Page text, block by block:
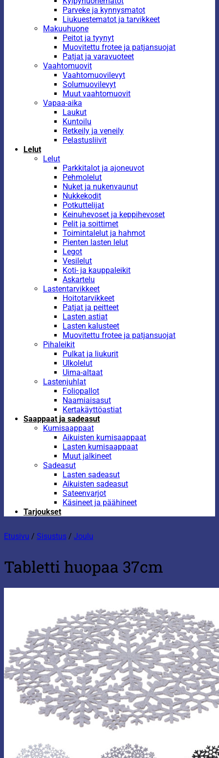
Parveke ja kynnysmatot
Liukuestematot ja tarvikkeet
Makuuhuone
Peitot ja tyynyt
Muovitettu frotee ja patjansuojat
Patjat ja varavuoteet
Vaahtomuovit
Vaahtomuovilevyt
Solumuovilevyt
Muut vaahtomuovit
Vapaa-aika
Laukut
Kuntoilu
Retkeily ja veneily
Pelastusliivit
Lelut
Lelut
Parkkitalot ja ajoneuvot
Pehmolelut
Nuket ja nukenvaunut
Nukkekodit
Potkuttelijat
Keinuhevoset ja keppihevoset
Pelit ja soittimet
Toimintalelut ja hahmot
Pienten lasten lelut
Legot
Vesilelut
Koti- ja kauppaleikit
Askartelu
Lastentarvikkeet
Hoitotarvikkeet
Patjat ja peitteet
Lasten astiat
Lasten kalusteet
Muovitettu frotee ja patjansuojat
Pihaleikit
Pulkat ja liukurit
Ulkolelut
Uima-altaat
Lastenjuhlat
Foliopallot
Naamiaisasut
Kertakäyttöastiat
Saappaat ja sadeasut
Kumisaappaat
Aikuisten kumisaappaat
Lasten kumisaappaat
Muut jalkineet
Sadeasut
Lasten sadeasut
Aikuisten sadeasut
Sateenvarjot
Käsineet ja päähineet
Tarjoukset
Etusivu / Sisustus / Joulu
Tabletti huopaa 37cm